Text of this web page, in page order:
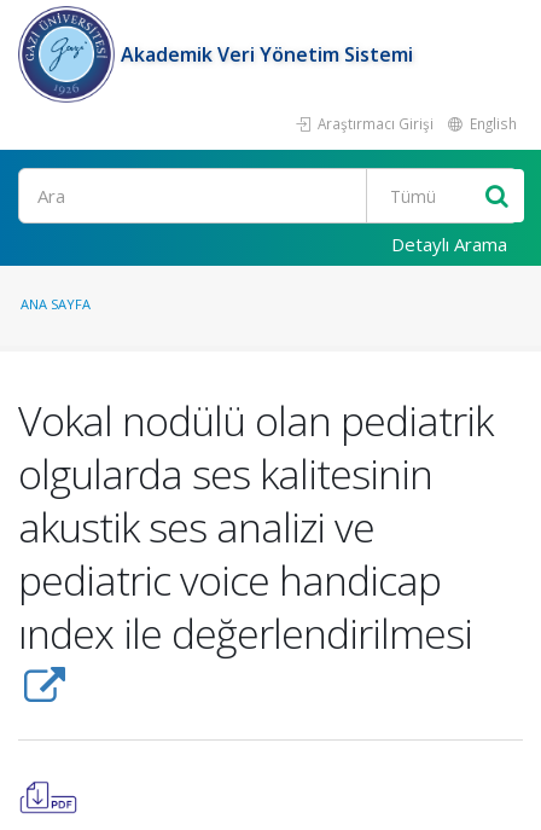
Akademik Veri Yönetim Sistemi
Araştırmacı Girişi English
Ara
Detaylı Arama
ANA SAYFA
Vokal nodülü olan pediatrik
olgularda ses kalitesinin
akustik ses analizi ve
pediatric voice handicap
ındex ile değerlendirilmesi